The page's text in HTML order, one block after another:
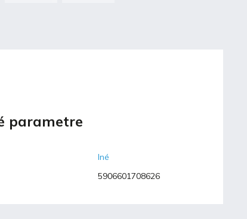
parametre
Iné
5906601708626